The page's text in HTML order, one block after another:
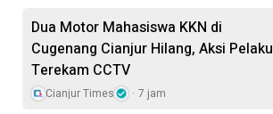
Dua Motor Mahasiswa KKN di
Cugenang Cianjur Hilang, Aksi Pelaku
Terekam CCTV
Cianjur Times 7 jam